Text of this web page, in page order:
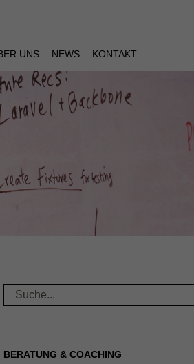
UNS NEWS KONTAKT
BERATUNG & COACHING